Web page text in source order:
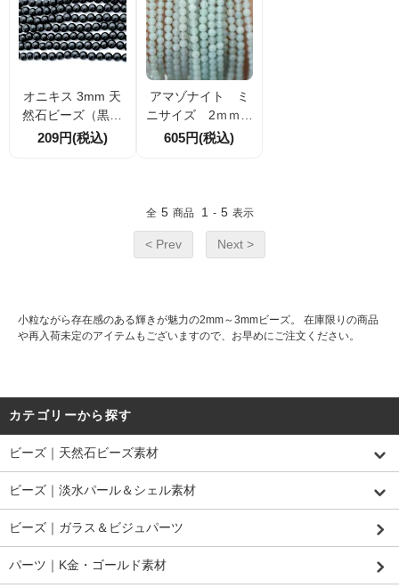
オニキス 3mm 天
然石ビーズ（黒瑪
瑙）1連／10粒・4
209円(税込)
アマゾナイト ミ
ニサイズ 2ｍｍ
20粒／100粒
605円(税込)
全 5 商品 1 - 5 表示
< Prev Next >
小粒ながら存在感のある輝きが魅力の2mm～3mmビーズ。 在庫限りの商品
や再入荷未定のアイテムもございますので、お早めにご注文ください。
カテゴリーから探す
ビーズ｜天然石ビーズ素材
ビーズ｜淡水パール＆シェル素材
ビーズ｜ガラス＆ビジュパーツ
パーツ｜K金・ゴールド素材